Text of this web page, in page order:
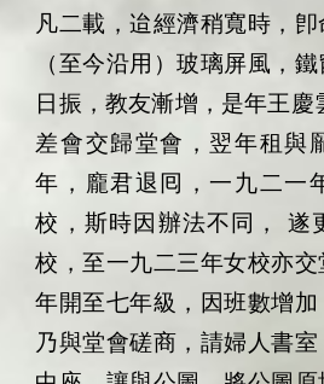
凡二載，迨經濟稍寬時，卽
（至今沿用）玻璃屏風，
日振，教友漸增，是年王慶
差會交歸堂會，翌年租與
年，龐君退囘，一九二一
校，斯時因辦法不同，
遂
校，至一九二三年女校亦
年開至七年級，因班數增加
乃與堂會磋商，請婦人書